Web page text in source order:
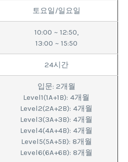
토요일/일요일
10:00 ~ 12:50,
13:00 ~ 15:50
24시간
입문: 2개월
Level1(1A+1B): 4개월
Level2(2A+2B): 4개월
Level3(3A+3B): 4개월
Level4(4A+4B): 4개월
Level5(5A+5B): 8개월
Level6(6A+6B): 8개월